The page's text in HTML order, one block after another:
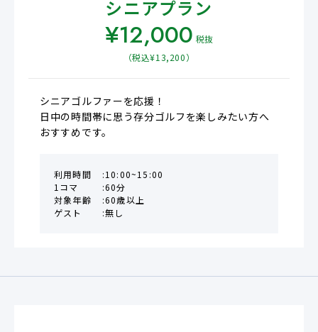
シニアプラン
¥12,000 税抜
（税込¥13,200）
シニアゴルファーを応援！
日中の時間帯に思う存分ゴルフを楽しみたい方へ
おすすめです。
利用時間
10:00~15:00
1コマ
60分
対象年齢
60歳以上
ゲスト
無し